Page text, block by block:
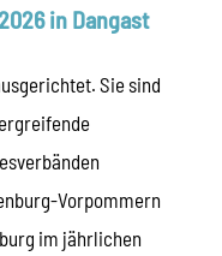
in Dangast
Sie sind
Vorpommern
im jährlichen